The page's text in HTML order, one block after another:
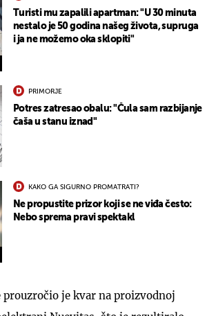
Turisti mu zapalili apartman: "U 30 minuta
nestalo je 50 godina našeg života, supruga
i ja ne možemo oka sklopiti"
PRIMORJE
Potres zatresao obalu: "Čula sam razbijanje
čaša u stanu iznad"
KAKO GA SIGURNO PROMATRATI?
Ne propustite prizor koji se ne viđa često:
Nebo sprema pravi spektakl
prouzročio je kvar na proizvodnoj